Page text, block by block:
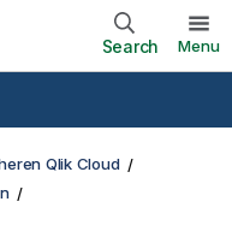
Search Menu
Qlik Cloud